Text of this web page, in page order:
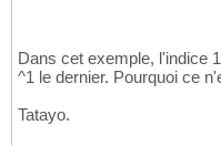
Dans cet exemple, l'indice
^1 le dernier. Pourquoi ce
Tatayo.